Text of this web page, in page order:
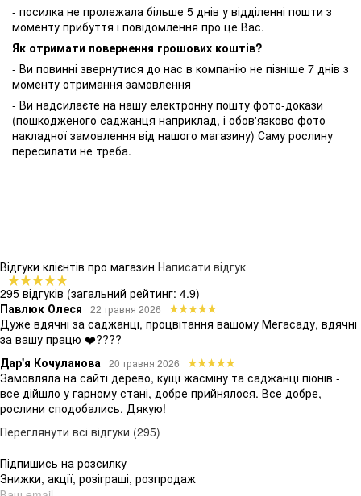
- посилка не пролежала більше 5 днів у відділенні пошти з
моменту прибуття і повідомлення про це Вас.
Як отримати повернення грошових коштів?
- Ви повинні звернутися до нас в компанію не пізніше 7 днів з
моменту отримання замовлення
- Ви надсилаєте на нашу електронну пошту фото-докази
(пошкодженого саджанця наприклад, і обов'язково фото
накладної замовлення від нашого магазину) Саму рослину
пересилати не треба.
Відгуки клієнтів про магазин Написати відгук
295 відгуків (загальний рейтинг: 4.9)
Павлюк Олеся
22 травня 2026
Дуже вдячні за саджанці, процвітання вашому Мегасаду, вдячні
за вашу працю ❤️????
Дар'я Кочуланова
20 травня 2026
Замовляла на сайті дерево, кущі жасміну та саджанці піонів -
все дійшло у гарному стані, добре прийнялося. Все добре,
рослини сподобались. Дякую!
Переглянути всі відгуки (295)
Підпишись на розсилку
Знижки, акції, розіграші, розпродаж